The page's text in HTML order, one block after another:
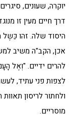
יוקרה, שעונים,
דרך חיים מעין זו
היסוד שלה. זהו כֵּשֶל
אכן, הקב"ה משיב
להרים ידיים. "וְאֶל
לצפות פני עתיד,
ולחתור לריסון
מוסריים.